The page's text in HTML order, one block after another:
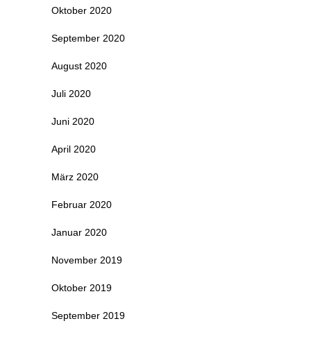
Oktober 2020
September 2020
August 2020
Juli 2020
Juni 2020
April 2020
März 2020
Februar 2020
Januar 2020
November 2019
Oktober 2019
September 2019